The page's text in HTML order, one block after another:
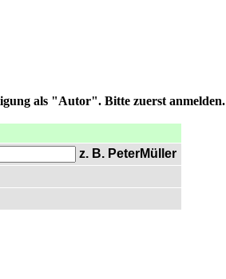
als "Autor". Bitte zuerst anmelden.
z. B. PeterMüller